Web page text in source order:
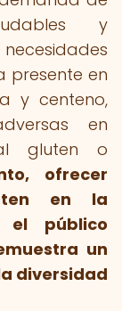
y
presente en
y centeno,
en
gluten o
ofrecer
en la
el público
un
diversidad